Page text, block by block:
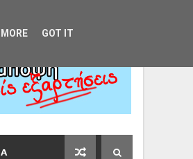
GOT IT